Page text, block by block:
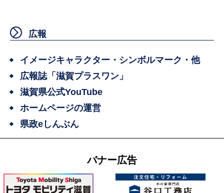
広報
イメージキャラクター・シンボルマーク・他
広報誌「滋賀プラスワン」
滋賀県公式YouTube
ホームページの運営
県政eしんぶん
バナー広告